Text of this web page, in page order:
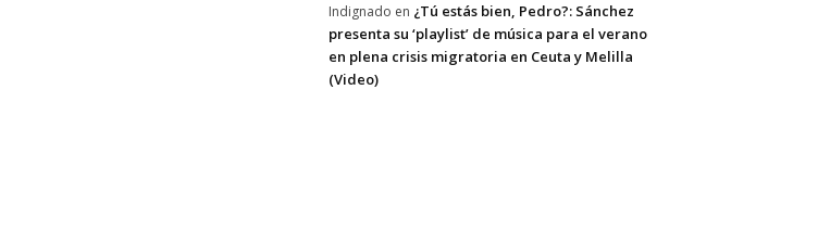
Indignado en ¿Tú estás bien, Pedro?: Sánchez
presenta su ‘playlist’ de música para el verano
en plena crisis migratoria en Ceuta y Melilla
(Video)